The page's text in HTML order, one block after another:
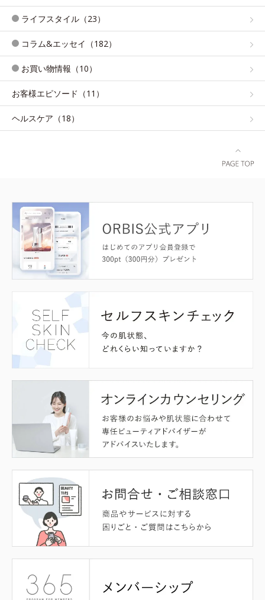
ライフスタイル（23）
コラム&エッセイ（182）
お買い物情報（10）
お客様エピソード（11）
ヘルスケア（18）